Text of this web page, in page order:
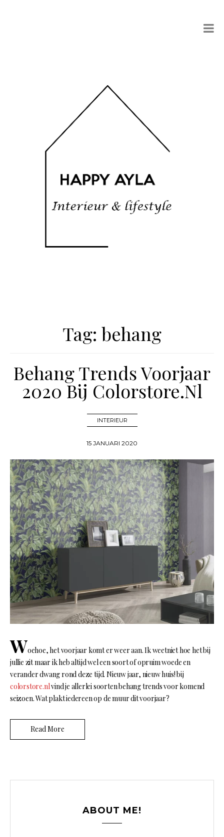
Tag: behang
Behang Trends Voorjaar
2020 Bij Colorstore.nl
INTERIEUR
15 JANUARI 2020
Woehoe, het voorjaar komt er weer aan. Ik weetniet hoe het bij
jullie zit maar ik heb altijd wel een soort of opruim woede en
verander dwang rond deze tijd. Nieuw jaar, nieuw huis! bij
colorstore.nlvind je allerlei soorten behang trends voor komend
seizoen. Wat plakt iedereen op de muur dit voorjaar?
Read More
ABOUT ME!